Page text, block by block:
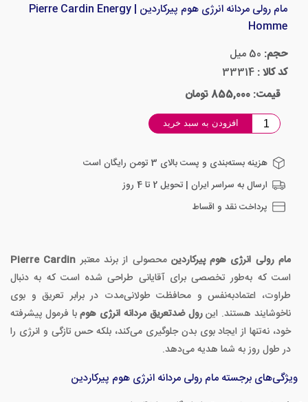
مام رولی مردانه انرژی هوم پیرکاردین | Pierre Cardin Energy
Homme
حجم: 50 میل
کد کالا : 33314
قیمت: 855,000 تومان
افزودن به سبد خرید
هزینه بسته‌بندی و پست بالای 3 تومن رایگان است
ارسال به سراسر ایران | تحویل 2 تا 4 روز
پرداخت نقد و اقساط
مام رولی انرژی هوم پیرکاردین محصولی از برند معتبر Pierre Cardin
است که به‌طور تخصصی برای آقایانی طراحی شده است که به دنبال
طراوت، اعتمادبه‌نفس و محافظت طولانی‌مدت در برابر تعریق و بوی
ناخوشایند هستند. اینرول ضدتعریق مردانه انرژی هومبا فرمول پیشرفته
خود، نه‌تنها از ایجاد بوی بدن جلوگیری می‌کند، بلکه حس تازگی و انرژی را
در طول روز به شما هدیه می‌دهد.
ویژگی‌های برجسته مام رولی مردانه انرژی هوم پیرکاردین